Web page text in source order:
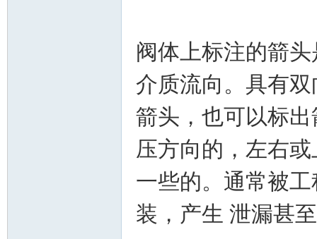
阀体上标注的箭
介质流向。具有
箭头，也可以标
压方向的，左右
一些的。通常被
装，产生 泄漏甚